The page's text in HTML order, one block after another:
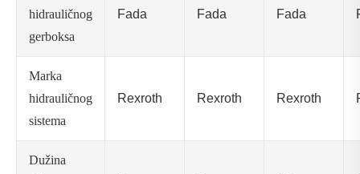
hidrauličnog
gerboksa
Fada Fada Fada
Marka
hidrauličnog
sistema
Rexroth Rexroth Rexroth
Dužina